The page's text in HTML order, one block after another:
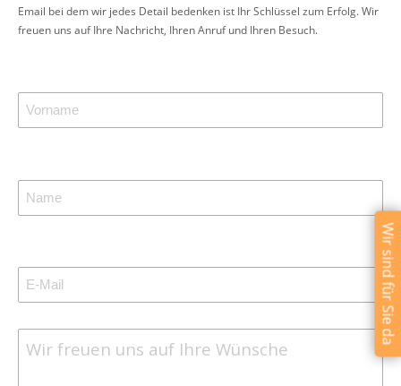
Wir sind für Sie da
Email bei dem wir jedes Detail bedenken ist Ihr Schlüssel zum Erfolg. Wir
freuen uns auf Ihre Nachricht, Ihren Anruf und Ihren Besuch.